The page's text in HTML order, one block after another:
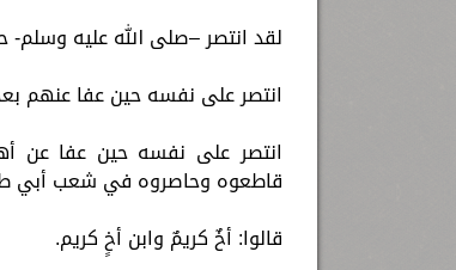
لقد انتصر –صلى الله عليه وسلم-
انتصر على نفسه حين عفا عنهم
انتصر على نفسه حين عفا عن
قاطعوه وحاصروه في شعب أبي
قالوا: أخٌ كريمٌ وابن أخٍ كريم.